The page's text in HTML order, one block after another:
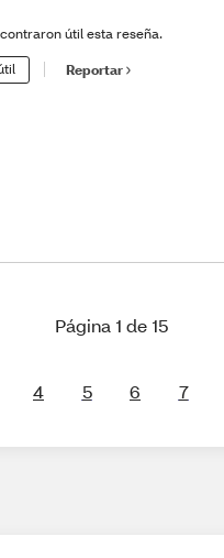
útil esta reseña.
Reportar
Página 1 de 15
4 5 6 7